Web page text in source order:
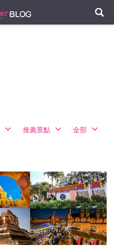
推薦景點 全部